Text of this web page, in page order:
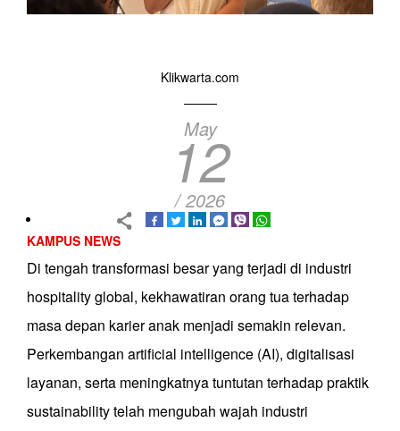
Klikwarta.com
May
12
/ 2026
KAMPUS NEWS
Di tengah transformasi besar yang terjadi di industri
hospitality global, kekhawatiran orang tua terhadap
masa depan karier anak menjadi semakin relevan.
Perkembangan artificial intelligence (AI), digitalisasi
layanan, serta meningkatnya tuntutan terhadap praktik
sustainability telah mengubah wajah industri